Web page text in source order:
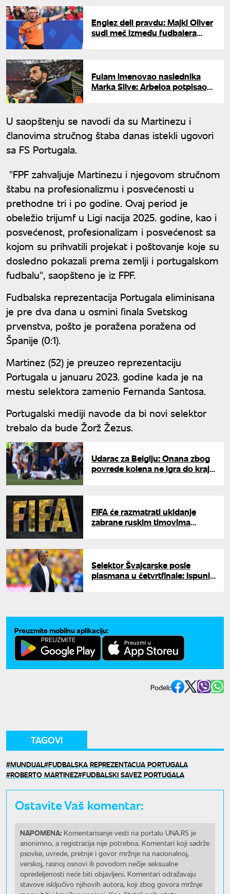
Englez deli pravdu: Majkl Oliver
sudi meč između fudbalera
Fulam imenovao naslednika
Marka Silve: Arbeloa potpisao
U saopštenju se navodi da su Martinezu i
članovima stručnog štaba danas istekli ugovori
sa FS Portugala.
"FPF zahvaljuje Martinezu i njegovom stručnom
štabu na profesionalizmu i posvećenosti u
prethodne tri i po godine. Ovaj period je
obeležio trijumf u Ligi nacija 2025. godine, kao i
posvećenost, profesionalizam i posvećenost sa
kojom su prihvatili projekat i poštovanje koje su
dosledno pokazali prema zemlji i portugalskom
fudbalu", saopšteno je iz FPF.
Fudbalska reprezentacija Portugala eliminisana
je pre dva dana u osmini finala Svetskog
prvenstva, pošto je poražena poražena od
Španije (0:1).
Martinez (52) je preuzeo reprezentaciju
Portugala u januaru 2023. godine kada je na
mestu selektora zamenio Fernanda Santosa.
Portugalski mediji navode da bi novi selektor
trebalo da bude Žorž Žezus.
Udarac za Belgiju: Onana zbog
povrede kolena ne igra do kraja
FIFA će razmatrati ukidanje
zabrane ruskim timovima
Selektor Švajcarske posle
plasmana u četvrtfinale: Ispunili
Preuzmite mobilnu aplikaciju:
Podeli:
TAGOVI
MUNDIJAL FUDBALSKA REPREZENTACIJA PORTUGALA
ROBERTO MARTINEZ FUDBALSKI SAVEZ PORTUGALA
Ostavite Vaš komentar:
NAPOMENA: Komentarisanje vesti na portalu UNA.RS je
anonimno, a registracija nije potrebna. Komentari koji sadrže
psovke, uvrede, pretnje i govor mržnje na nacionalnoj,
verskoj, rasnoj osnovi ili povodom nečije seksualne
opredeljenosti neće biti objavljeni. Komentari odražavaju
stavove isključivo njihovih autora, koji zbog govora mržnje